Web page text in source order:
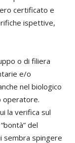
certificato e
ispettive,
o di filiera
e/o
nel biologico
operatore.
la verifica sul
del
sembra spingere